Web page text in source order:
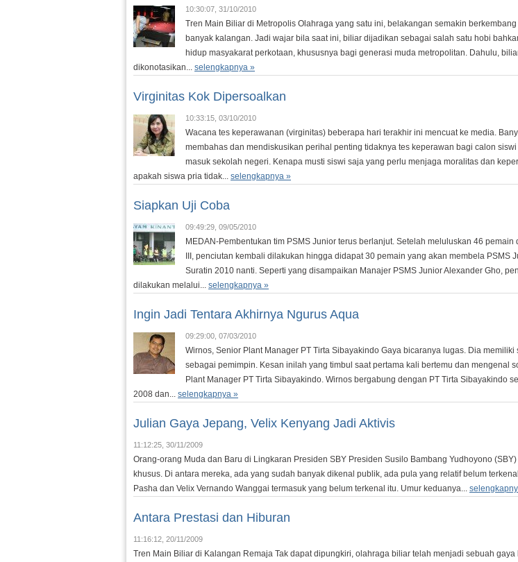
10:30:07, 31/10/2010
Tren Main Biliar di Metropolis Olahraga yang satu ini, belakangan semakin
banyak kalangan. Jadi wajar bila saat ini, biliar dijadikan sebagai salah satu hobi
hidup masyakarat perkotaan, khususnya bagi generasi muda metropolitan. Dahulu,
dikonotasikan... selengkapnya »
Virginitas Kok Dipersoalkan
10:33:15, 03/10/2010
Wacana tes keperawanan (virginitas) beberapa hari terakhir ini mencuat ke media.
membahas dan mendiskusikan perihal penting tidaknya tes keperawan bagi calon
masuk sekolah negeri. Kenapa musti siswi saja yang perlu menjaga moralitas dan
apakah siswa pria tidak... selengkapnya »
Siapkan Uji Coba
09:49:29, 09/05/2010
MEDAN-Pembentukan tim PSMS Junior terus berlanjut. Setelah meluluskan 46 pemain
III, penciutan kembali dilakukan hingga didapat 30 pemain yang akan membela PSMS
Suratin 2010 nanti. Seperti yang disampaikan Manajer PSMS Junior Alexander Gho,
dilakukan melalui... selengkapnya »
Ingin Jadi Tentara Akhirnya Ngurus Aqua
09:29:00, 07/03/2010
Wirnos, Senior Plant Manager PT Tirta Sibayakindo Gaya bicaranya lugas. Dia memiliki
sebagai pemimpin. Kesan inilah yang timbul saat pertama kali bertemu dan mengenal
Plant Manager PT Tirta Sibayakindo. Wirnos bergabung dengan PT Tirta Sibayakindo
2008 dan... selengkapnya »
Julian Gaya Jepang, Velix Kenyang Jadi Aktivis
11:12:25, 30/11/2009
Orang-orang Muda dan Baru di Lingkaran Presiden SBY Presiden Susilo Bambang Yudhoyono
khusus. Di antara mereka, ada yang sudah banyak dikenal publik, ada pula yang relatif belum
Pasha dan Velix Vernando Wanggai termasuk yang belum terkenal itu. Umur keduanya...
Antara Prestasi dan Hiburan
11:16:12, 20/11/2009
Tren Main Biliar di Kalangan Remaja Tak dapat dipungkiri, olahraga biliar telah menjadi sebuah gaya